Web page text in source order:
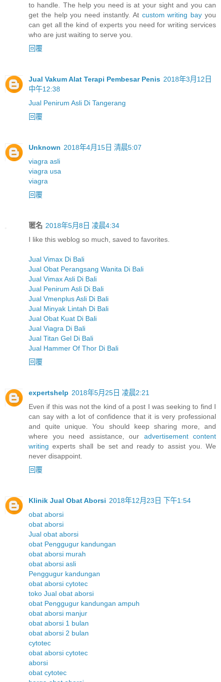
to handle. The help you need is at your sight and you can
get the help you need instantly. At custom writing bay you
can get all the kind of experts you need for writing services
who are just waiting to serve you.
回覆
Jual Vakum Alat Terapi Pembesar Penis 2018年3月12日
中午12:38
Jual Penirum Asli Di Tangerang
回覆
Unknown 2018年4月15日 清晨5:07
viagra asli
viagra usa
viagra
回覆
匿名 2018年5月8日 凌晨4:34
I like this weblog so much, saved to favorites.
Jual Vimax Di Bali
Jual Obat Perangsang Wanita Di Bali
Jual Vimax Asli Di Bali
Jual Penirum Asli Di Bali
Jual Vmenplus Asli Di Bali
Jual Minyak Lintah Di Bali
Jual Obat Kuat Di Bali
Jual Viagra Di Bali
Jual Titan Gel Di Bali
Jual Hammer Of Thor Di Bali
回覆
expertshelp 2018年5月25日 凌晨2:21
Even if this was not the kind of a post I was seeking to find I
can say with a lot of confidence that it is very professional
and quite unique. You should keep sharing more, and
where you need assistance, our advertisement content
writing experts shall be set and ready to assist you. We
never disappoint.
回覆
Klinik Jual Obat Aborsi 2018年12月23日 下午1:54
obat aborsi
obat aborsi
Jual obat aborsi
obat Penggugur kandungan
obat aborsi murah
obat aborsi asli
Penggugur kandungan
obat aborsi cytotec
toko Jual obat aborsi
obat Penggugur kandungan ampuh
obat aborsi manjur
obat aborsi 1 bulan
obat aborsi 2 bulan
cytotec
obat aborsi cytotec
aborsi
obat cytotec